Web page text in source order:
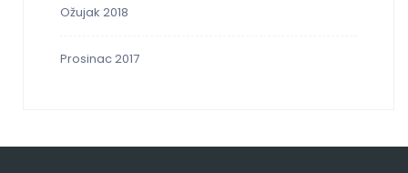
Ožujak 2018
Prosinac 2017